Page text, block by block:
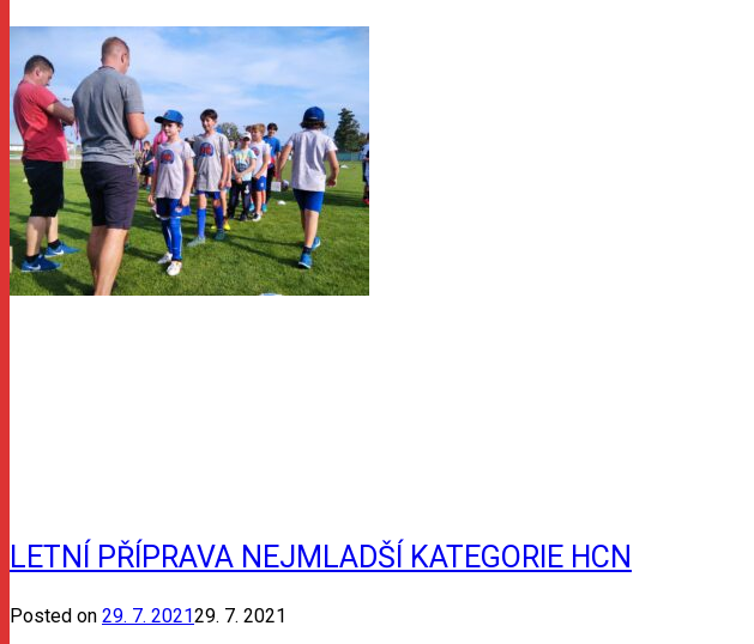
LETNÍ PŘÍPRAVA NEJMLADŠÍ KATEGORIE HCN
Posted on 29. 7. 202129. 7. 2021